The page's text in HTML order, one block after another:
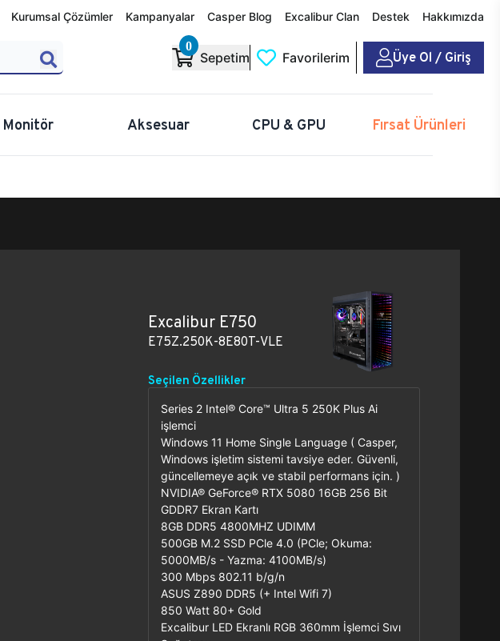
Kurumsal Çözümler Kampanyalar Casper Blog Excalibur Clan Destek Hakkımızda
0
Sepetim Favorilerim Üye Ol / Giriş
Monitör Aksesuar CPU & GPU Fırsat Ürünleri
Excalibur E750
E75Z.250K-8E80T-VLE
Seçilen Özellikler
Series 2 Intel® Core™ Ultra 5 250K Plus Ai
işlemci
Windows 11 Home Single Language ( Casper,
Windows işletim sistemi tavsiye eder. Güvenli,
güncellemeye açık ve stabil performans için. )
NVIDIA® GeForce® RTX 5080 16GB 256 Bit
GDDR7 Ekran Kartı
8GB DDR5 4800MHZ UDIMM
500GB M.2 SSD PCle 4.0 (PCle; Okuma:
5000MB/s - Yazma: 4100MB/s)
300 Mbps 802.11 b/g/n
ASUS Z890 DDR5 (+ Intel Wifi 7)
850 Watt 80+ Gold
Excalibur LED Ekranlı RGB 360mm İşlemci Sıvı